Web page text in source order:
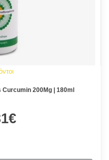
200Mg | 180ml